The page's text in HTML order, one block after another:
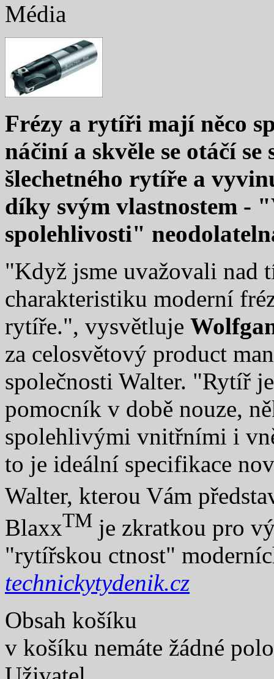
Média
Frézy a rytíři mají něco
náčiní a skvěle se otáčí
šlechetného rytíře a
díky svým vlastnostem -
spolehlivosti"
"Když jsme uvažovali nad
charakteristiku moderní
rytíře.", vysvětluje
za celosvětový product
společnosti Walter. "Rytíř
pomocník v době nouze,
spolehlivými vnitřními i
to je ideální specifikace
Walter, kterou Vám
BlaxxTM je zkratkou pro
"rytířskou ctnost"
technickytydenik.cz
Obsah košíku
v košíku nemáte žádné